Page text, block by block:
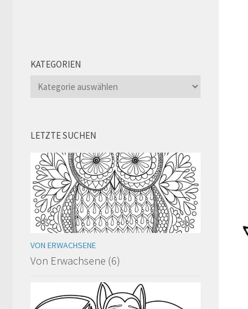
KATEGORIEN
Kategorien
LETZTE SUCHEN
VON ERWACHSENE
Von Erwachsene (6)